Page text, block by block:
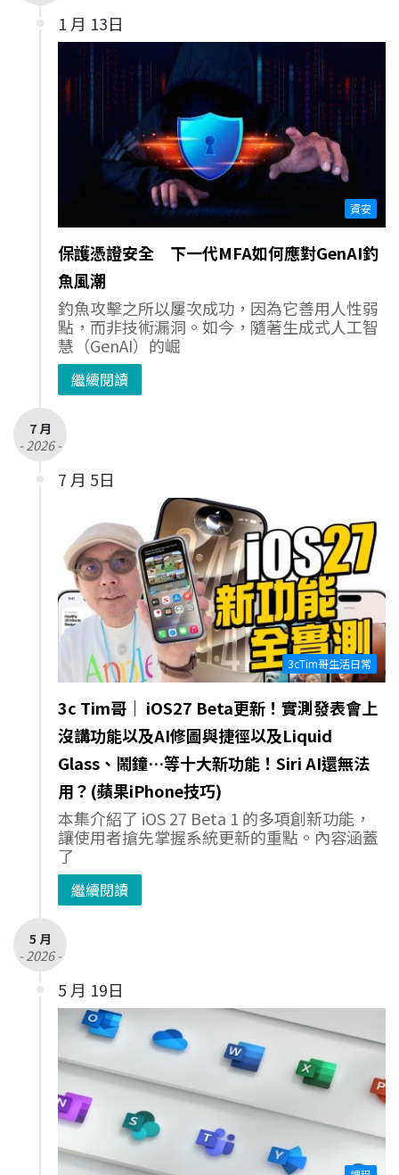
1 月 13日
資安
保護憑證安全 下一代MFA如何應對GenAI釣
魚風潮
釣魚攻擊之所以屢次成功，因為它善用人性弱
點，而非技術漏洞。如今，隨著生成式人工智
慧（GenAI）的崛
繼續閱讀
7 月
- 2026 -
7 月 5日
3cTim哥生活日常
3c Tim哥｜ iOS27 Beta更新！實測發表會上
沒講功能以及AI修圖與捷徑以及Liquid
Glass、鬧鐘…等十大新功能！Siri AI還無法
用？(蘋果iPhone技巧)
本集介紹了 iOS 27 Beta 1 的多項創新功能，
讓使用者搶先掌握系統更新的重點。內容涵蓋
了
繼續閱讀
5 月
- 2026 -
5 月 19日